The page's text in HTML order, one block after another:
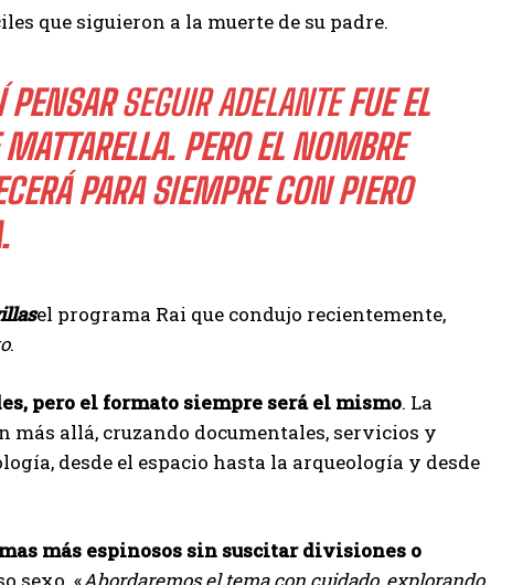
que siguieron a la muerte de su padre.
PENSARSEGUIR ADELANTEFUE EL
PERO EL NOMBRE
PARA SIEMPRE CON PIERO
el programa Rai que condujo recientemente,
.
pero el formato siempre será el mismo. La
allá, cruzando documentales, servicios y
desde el espacio hasta la arqueología y desde
más espinosos sin suscitar divisiones o